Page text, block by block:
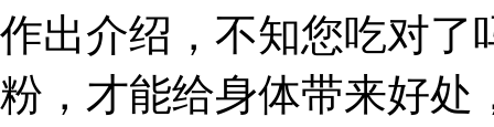
作出介绍，不知您吃对了
粉，才能给身体带来好处